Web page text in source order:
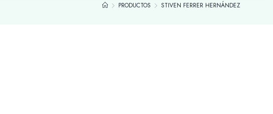
PRODUCTOS STIVEN FERRER HERNÁNDEZ